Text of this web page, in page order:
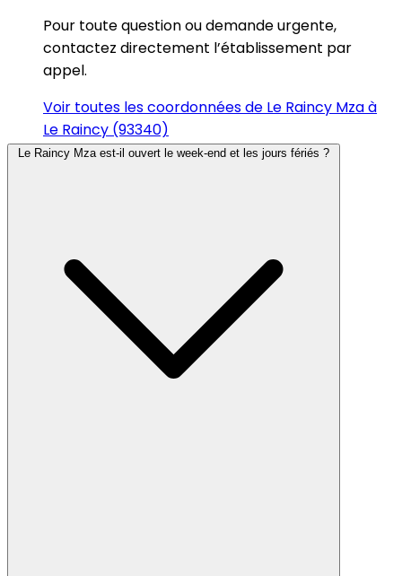
Pour toute question ou demande urgente,
contactez directement l’établissement par
appel.
Voir toutes les coordonnées de Le Raincy Mza à
Le Raincy (93340)
Le Raincy Mza est-il ouvert le week-end et les jours fériés ?